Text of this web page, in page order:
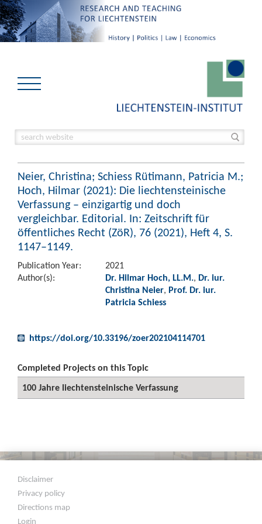
Neier, Christina; Schiess Rütimann, Patricia M.;
Hoch, Hilmar (2021): Die liechtensteinische
Verfassung – einzigartig und doch
vergleichbar. Editorial. In: Zeitschrift für
öffentliches Recht (ZöR), 76 (2021), Heft 4, S.
1147–1149.
Publication Year:
2021
Author(s):
Dr. Hilmar Hoch, LL.M., Dr. iur.
Christina Neier, Prof. Dr. iur.
Patricia Schiess
https://doi.org/10.33196/zoer202104114701
Completed Projects on this Topic
100 Jahre liechtensteinische Verfassung
Disclaimer
Privacy policy
Directions map
Login